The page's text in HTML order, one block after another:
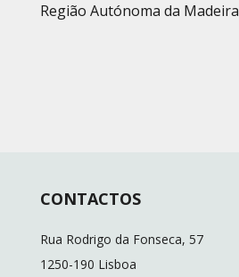
Região Autónoma da Madeira
CONTACTOS
Rua Rodrigo da Fonseca, 57
1250-190 Lisboa